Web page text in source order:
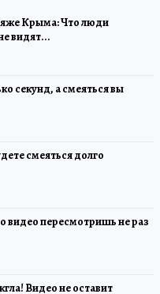
Крыма: Что люди
видят...
секунд, а смеяться вы
смеяться долго
видео пересмотришь не раз
Видео не оставит